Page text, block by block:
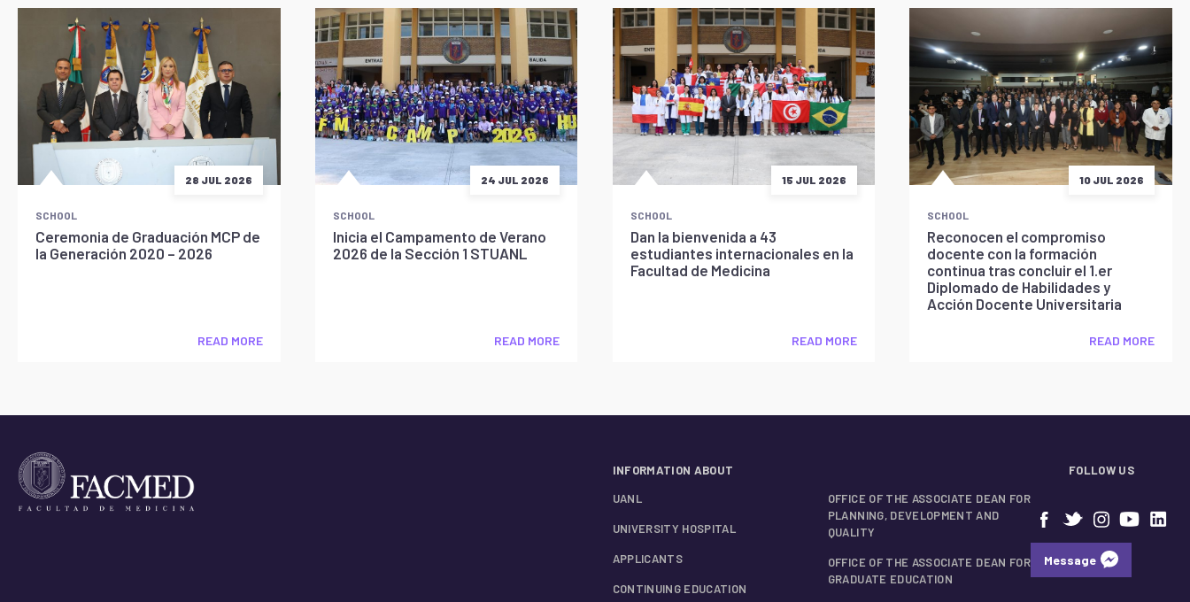
28 JUL 2026
SCHOOL
Ceremonia de Graduación MCP de
la Generación 2020 – 2026
READ MORE
24 JUL 2026
SCHOOL
Inicia el Campamento de Verano
2026 de la Sección 1 STUANL
READ MORE
15 JUL 2026
SCHOOL
Dan la bienvenida a 43
estudiantes internacionales en la
Facultad de Medicina
READ MORE
10 JUL 2026
SCHOOL
Reconocen el compromiso
docente con la formación
continua tras concluir el 1.er
Diplomado de Habilidades y
Acción Docente Universitaria
READ MORE
INFORMATION ABOUT
UANL
UNIVERSITY HOSPITAL
APPLICANTS
CONTINUING EDUCATION
OFFICE OF THE ASSOCIATE DEAN FOR
PLANNING, DEVELOPMENT AND
QUALITY
OFFICE OF THE ASSOCIATE DEAN FOR
GRADUATE EDUCATION
FOLLOW US
Message